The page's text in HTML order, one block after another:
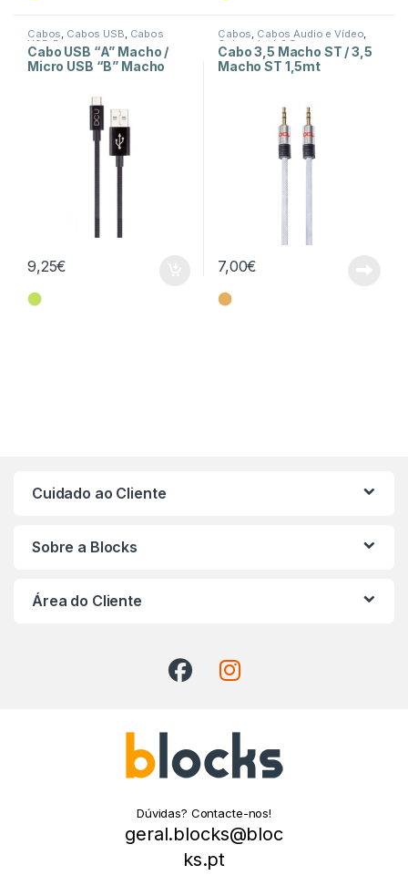
Cabos, Cabos USB, Cabos
USB-B
Cabo USB “A” Macho /
Micro USB “B” Macho
9,25€
⬤
Cabos, Cabos Áudio e Vídeo,
Cabos Jack 3,5mm
Cabo 3,5 Macho ST / 3,5
Macho ST 1,5mt
7,00€
⬤
Cuidado ao Cliente
Sobre a Blocks
Área do Cliente
Dúvidas? Contacte-nos!
geral.blocks@bloc
ks.pt